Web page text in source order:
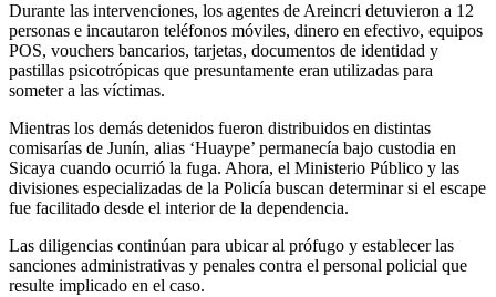
Durante las intervenciones, los agentes de Areincri detuvieron a 12
personas e incautaron teléfonos móviles, dinero en efectivo, equipos
POS, vouchers bancarios, tarjetas, documentos de identidad y
pastillas psicotrópicas que presuntamente eran utilizadas para
someter a las víctimas.
Mientras los demás detenidos fueron distribuidos en distintas
comisarías de Junín, alias ‘Huaype’ permanecía bajo custodia en
Sicaya cuando ocurrió la fuga. Ahora, el Ministerio Público y las
divisiones especializadas de la Policía buscan determinar si el escape
fue facilitado desde el interior de la dependencia.
Las diligencias continúan para ubicar al prófugo y establecer las
sanciones administrativas y penales contra el personal policial que
resulte implicado en el caso.